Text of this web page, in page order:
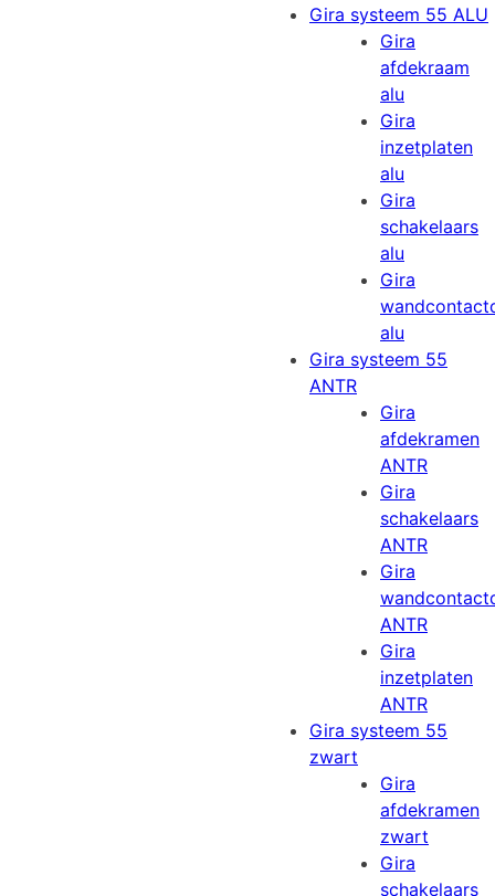
Gira systeem 55 ALU
Gira
afdekraam
alu
Gira
inzetplaten
alu
Gira
schakelaars
alu
Gira
alu
Gira systeem 55
ANTR
Gira
afdekramen
ANTR
Gira
schakelaars
ANTR
Gira
ANTR
Gira
inzetplaten
ANTR
Gira systeem 55
zwart
Gira
afdekramen
zwart
Gira
schakelaars